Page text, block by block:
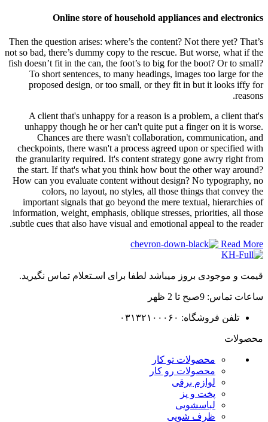
Online store of household appliances and electronics
Then the question arises: where’s the content? Not there yet? That’s
not so bad, there’s dummy copy to the rescue. But worse, what if the
fish doesn’t fit in the can, the foot’s to big for the boot? Or to small?
To short sentences, to many headings, images too large for the
proposed design, or too small, or they fit in but it looks iffy for
reasons.
A client that's unhappy for a reason is a problem, a client that's
unhappy though he or her can't quite put a finger on it is worse.
Chances are there wasn't collaboration, communication, and
checkpoints, there wasn't a process agreed upon or specified with
the granularity required. It's content strategy gone awry right from
the start. If that's what you think how bout the other way around?
How can you evaluate content without design? No typography, no
colors, no layout, no styles, all those things that convey the
important signals that go beyond the mere textual, hierarchies of
information, weight, emphasis, oblique stresses, priorities, all those
subtle cues that also have visual and emotional appeal to the reader.
Read More
قیمت و موجودی بروز میباشد لطفا برای اسـتعلام تماس نگیرید.
ساعات تماس: 9صبح تا 2 ظهر
تلفن فروشگاه: ۰۳۱۳۲۱۰۰۰۶۰
محصولات
محصولات تو کار
محصولات رو کار
لوازم برقی
پخت و پز
لباسشویی
ظرف شویی